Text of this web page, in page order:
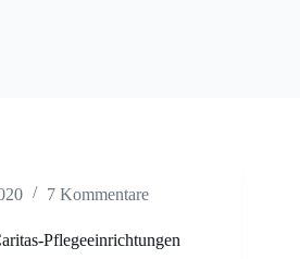
7 Kommentare
Pflegeeinrichtungen